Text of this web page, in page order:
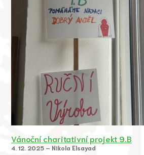
Vánoční charitativní projekt 9.B
4. 12. 2025 – Nikola Elsayad